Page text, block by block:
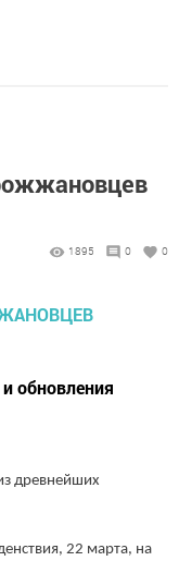
1895 0 0
обновления
древнейших
22 марта, на